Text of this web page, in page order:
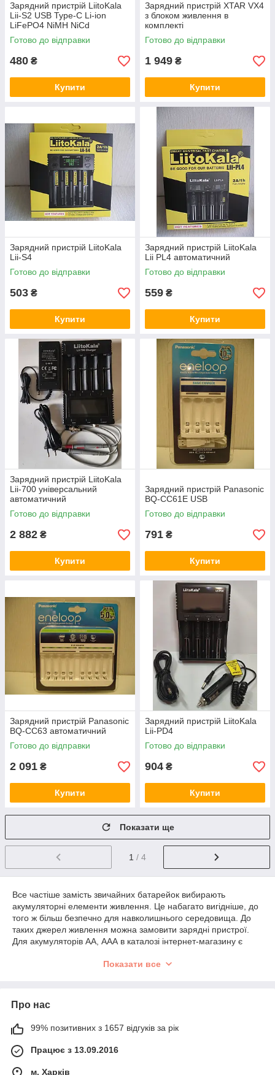
Зарядний пристрій LiitoKala
Lii-S2 USB Type-C Li-ion
LiFePO4 NiMH NiCd
автоматичний
Готово до відправки
480 ₴
Купити
Зарядний пристрій XTAR VX4
з блоком живлення в
комплекті
Готово до відправки
1 949 ₴
Купити
Зарядний пристрій LiitoKala
Lii-S4
Готово до відправки
503 ₴
Купити
Зарядний пристрій LiitoKala
Lii PL4 автоматичний
Готово до відправки
559 ₴
Купити
Зарядний пристрій LiitoKala
Lii-700 універсальний
автоматичний
Готово до відправки
2 882 ₴
Купити
Зарядний пристрій Panasonic
BQ-CC61E USB
Готово до відправки
791 ₴
Купити
Зарядний пристрій Panasonic
BQ-CC63 автоматичний
Готово до відправки
2 091 ₴
Купити
Зарядний пристрій LiitoKala
Lii-PD4
Готово до відправки
904 ₴
Купити
Показати ще
1 / 4
Все частіше замість звичайних батарейок вибирають
акумуляторні елементи живлення. Це набагато вигідніше, до
того ж більш безпечно для навколишнього середовища. До
таких джерел живлення можна замовити зарядні пристрої.
Для акумуляторів АА, ААА в каталозі інтернет-магазину є
Постійно в наявності зарядні пристрої для акумуляторів
технічними параметрами. Абсолютно всі вироблено
впевненим у відмінним якості аксесуарів. За доступними
Особливості зарядних пристроїв для
акумуляторів АА, ААА
Показати все
Про нас
99% позитивних з 1657 відгуків за рік
Працює з 13.09.2016
м. Харків